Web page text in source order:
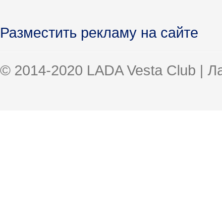
Разместить рекламу на сайте
© 2014-2020 LADA Vesta Club |